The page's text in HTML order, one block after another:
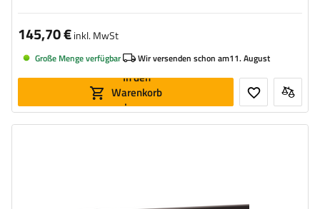
145,70 €inkl. MwSt
Große Menge verfügbar Wir versenden schon am11. August
In den
Warenkorb
legen